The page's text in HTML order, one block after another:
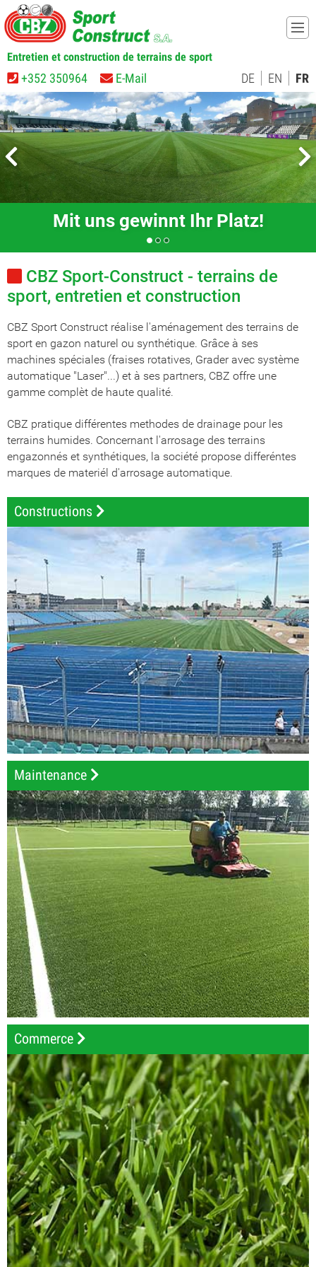
CBZ Sport-Construct - terrains de
sport, entretien et construction
CBZ Sport Construct réalise l'aménagement des terrains de
sport en gazon naturel ou synthétique. Grâce à ses
machines spéciales (fraises rotatives, Grader avec système
automatique "Laser"...) et à ses partners, CBZ offre une
gamme complèt de haute qualité.
CBZ pratique différentes methodes de drainage pour les
terrains humides. Concernant l'arrosage des terrains
engazonnés et synthétiques, la société propose differéntes
marques de materiél d'arrosage automatique.
Constructions
Maintenance
Commerce
Entretien et construction de terrains de sport
+352 350964 E-Mail DE EN FR
Mit uns gewinnt Ihr Platz!